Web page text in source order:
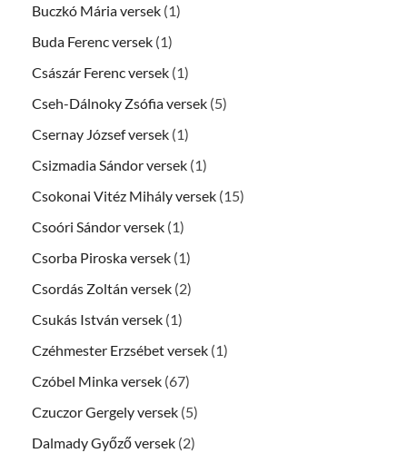
Buczkó Mária versek (1)
Buda Ferenc versek (1)
Császár Ferenc versek (1)
Cseh-Dálnoky Zsófia versek (5)
Csernay József versek (1)
Csizmadia Sándor versek (1)
Csokonai Vitéz Mihály versek (15)
Csoóri Sándor versek (1)
Csorba Piroska versek (1)
Csordás Zoltán versek (2)
Csukás István versek (1)
Czéhmester Erzsébet versek (1)
Czóbel Minka versek (67)
Czuczor Gergely versek (5)
Dalmady Győző versek (2)